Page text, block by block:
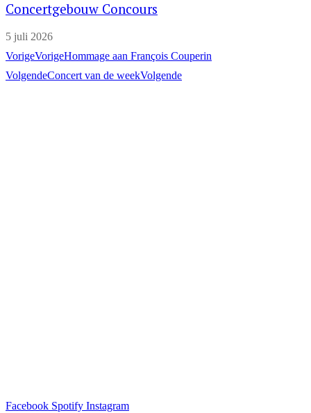
Concertgebouw Concours
5 juli 2026
VorigeVorigeHommage aan François Couperin
VolgendeConcert van de weekVolgende
Facebook Spotify Instagram